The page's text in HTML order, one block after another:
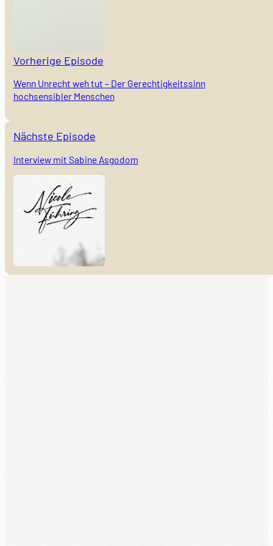
Vorherige Episode
Wenn Unrecht weh tut – Der Gerechtigkeitssinn
hochsensibler Menschen
Nächste Episode
Interview mit Sabine Asgodom